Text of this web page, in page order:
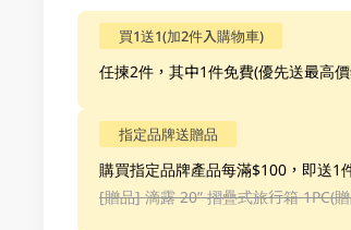
買1送1(加2件入購物車)
任揀2件，其中1件免費(優先送最高
指定品牌送贈品
購買指定品牌產品每滿$100，即送1
[贈品] 滴露 20” 摺疊式旅行箱 1PC(